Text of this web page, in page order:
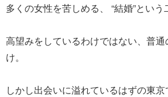
多くの女性を苦しめる、 “結婚”という
高望みをしているわけではない、普
け。
しかし出会いに溢れているはずの東